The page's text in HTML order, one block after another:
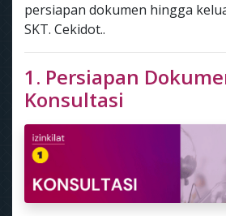
persiapan dokumen hingga
SKT. Cekidot..
1. Persiapan
Konsultasi